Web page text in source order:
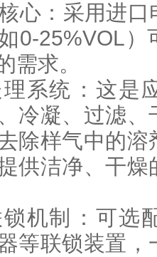
心：采用进口
0-25%VOL）
需求。
系统 ：这是
冷凝、过滤
除样气中的
供洁净、干
机制
：可选
等联锁装置，